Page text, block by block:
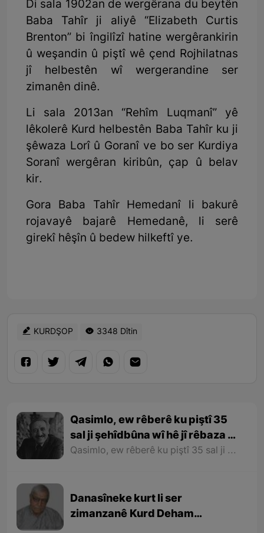
Di sala 1902an de wergêrana du beytên
Baba Tahîr ji aliyê “Elizabeth Curtis
Brenton” bi îngilîzî hatine wergêrankirin
û weşandin û piştî wê çend Rojhilatnas
jî helbestên wî wergerandine ser
zimanên dinê.
Li sala 2013an “Rehîm Luqmanî” yê
lêkolerê Kurd helbestên Baba Tahîr ku ji
şêwaza Lorî û Goranî ve bo ser Kurdiya
Soranî wergêran kiribûn, çap û belav
kir.
Gora Baba Tahîr Hemedanî li bakurê
rojavayê bajarê Hemedanê, li serê
girekî hêşîn û bedew hilkeftî ye.
KURDŞOP 3348 Dîtin
Qasimlo, ew rêberê ku piştî 35
sal ji şehîdbûna wî hê jî rêbaza wî
her zîndî ye
Qasimlo, ew rêberê ku piştî 35 sal ji şehîdbûna wî hê jî rêbaza wî her zîndî ye
Danasîneke kurt li ser
zimanzanê Kurd Deham